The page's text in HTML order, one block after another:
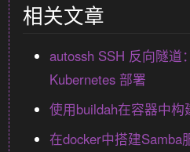
相关文章
autossh SSH 反向隧道
Kubernetes 部署
使用buildah在容器中构
在docker中搭建Samba